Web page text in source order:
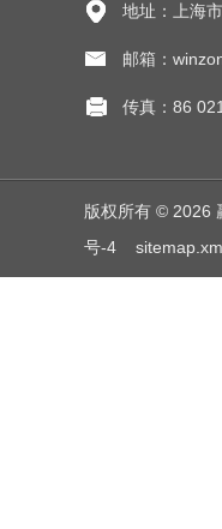
地址：上海
邮箱：
传真：86
版权所有 © 2026
号-4